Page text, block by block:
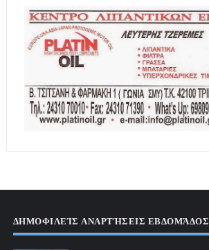
ΔΗΜΟΦΙΛΕΊΣ ΑΝΑΡΤΉΣΕΙΣ ΕΒΔΟΜΆΔΟΣ